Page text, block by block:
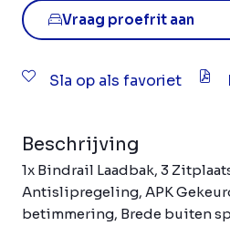
Vraag proefrit aan
Sla op als favoriet
Beschrijving
1x Bindrail Laadbak, 3
Antislipregeling, APK
betimmering, Brede buiten